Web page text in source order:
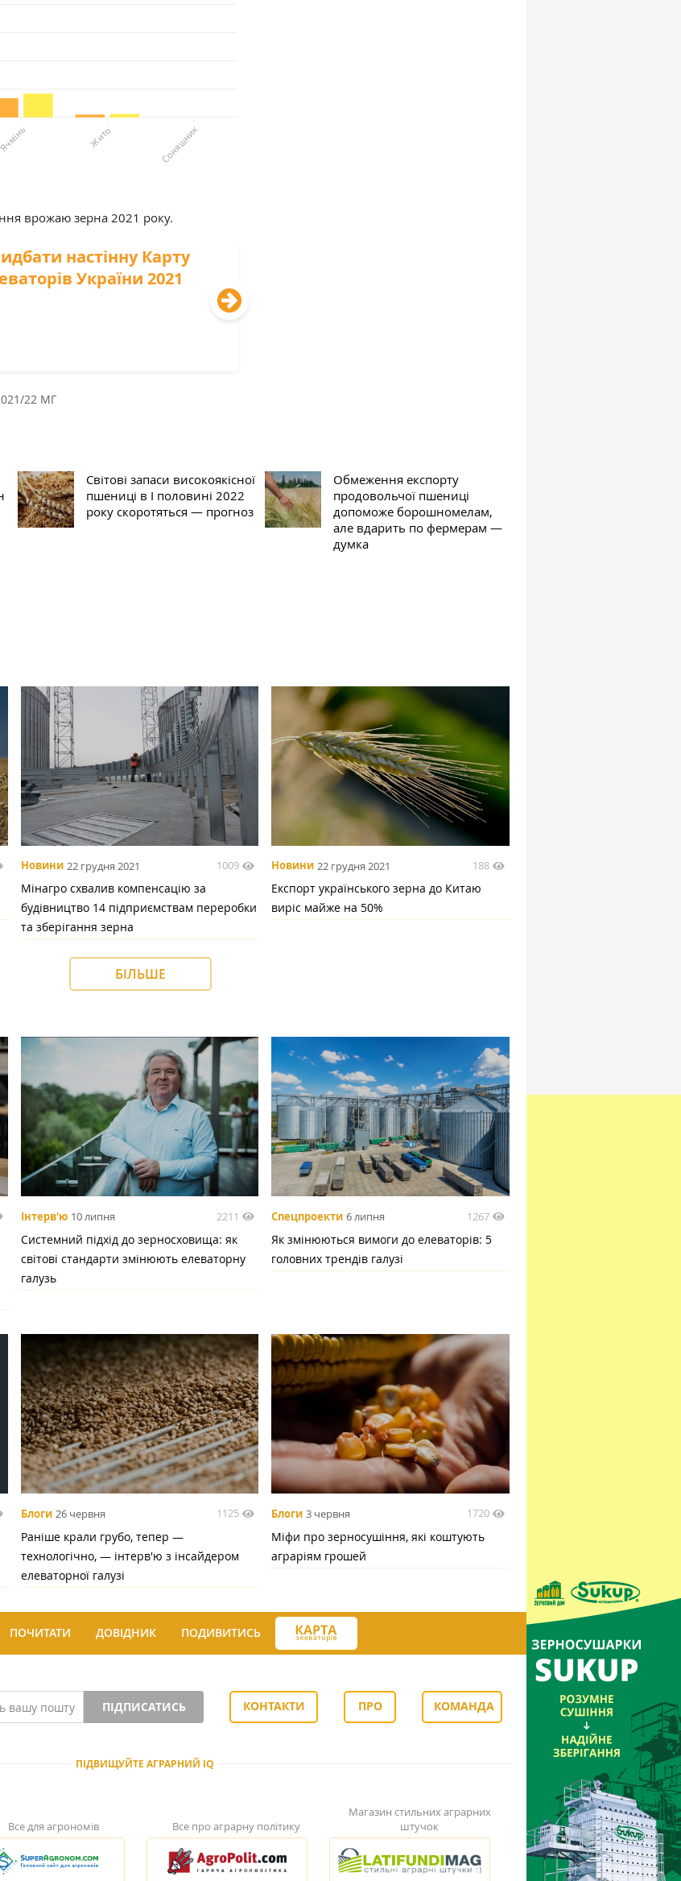
врожаю зерна 2021 року.
настінну Карту
України 2021
22 МГ
Світові запаси високоякісної
пшениці в І половині 2022
року скоротяться — прогноз
Обмеження експорту
продовольчої пшениці
допоможе борошномелам,
але вдарить по фермерам —
думка
Новини 22 грудня 2021 1009
Мінагро схвалив компенсацію за
будівництво 14 підприємствам переробки
та зберігання зерна
Новини 22 грудня 2021 188
Експорт українського зерна до Китаю
виріс майже на 50%
БІЛЬШЕ
Інтерв'ю 10 липня 2211
Системний підхід до зерносховища: як
світові стандарти змінюють елеваторну
галузь
Спецпроекти 6 липня 1267
Як змінюються вимоги до елеваторів: 5
головних трендів галузі
Блоги 26 червня 1125
Раніше крали грубо, тепер —
технологічно, — інтерв'ю з інсайдером
елеваторної галузі
Блоги 3 червня 1720
Міфи про зерносушіння, які коштують
аграріям грошей
ПОЧИТАТИ ДОВІДНИК ПОДИВИТИСЬ
ПІДПИСАТИСЬ КОНТАКТИ
ПРО
КОМАНДА
ПІДВИЩУЙТЕ АГРАРНИЙ IQ
Все для агрономів Все про аграрну політику
Магазин стильних аграрних
штучок